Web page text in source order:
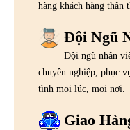
hàng khách hàng thân
Đội Ngũ
Đội ngũ nhân
chuyên nghiệp, phục
tình mọi lúc, mọi nơi.
Giao